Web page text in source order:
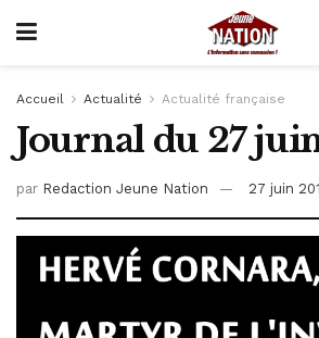
Accueil Actualité Actualité française
Journal du 27
par Redaction Jeune Nation 27 juin